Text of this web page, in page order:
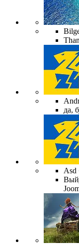
да,
Asd